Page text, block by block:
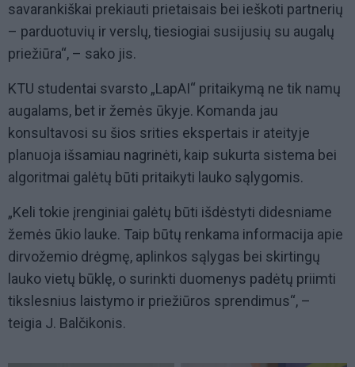
savarankiškai prekiauti prietaisais bei ieškoti partnerių
– parduotuvių ir verslų, tiesiogiai susijusių su augalų
priežiūra“, – sako jis.
KTU studentai svarsto „LapAI“ pritaikymą ne tik namų
augalams, bet ir žemės ūkyje. Komanda jau
konsultavosi su šios srities ekspertais ir ateityje
planuoja išsamiau nagrinėti, kaip sukurta sistema bei
algoritmai galėtų būti pritaikyti lauko sąlygomis.
„Keli tokie įrenginiai galėtų būti išdėstyti didesniame
žemės ūkio lauke. Taip būtų renkama informacija apie
dirvožemio drėgmę, aplinkos sąlygas bei skirtingų
lauko vietų būklę, o surinkti duomenys padėtų priimti
tikslesnius laistymo ir priežiūros sprendimus“, –
teigia J. Balčikonis.